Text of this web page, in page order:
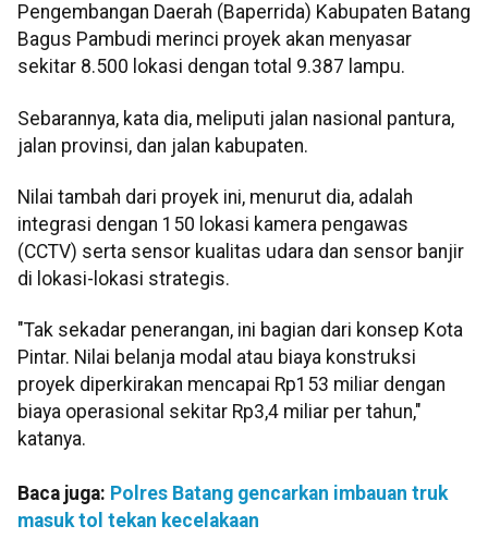
Pengembangan Daerah (Baperrida) Kabupaten Batang
Bagus Pambudi merinci proyek akan menyasar
sekitar 8.500 lokasi dengan total 9.387 lampu.
Sebarannya, kata dia, meliputi jalan nasional pantura,
jalan provinsi, dan jalan kabupaten.
Nilai tambah dari proyek ini, menurut dia, adalah
integrasi dengan 150 lokasi kamera pengawas
(CCTV) serta sensor kualitas udara dan sensor banjir
di lokasi-lokasi strategis.
"Tak sekadar penerangan, ini bagian dari konsep Kota
Pintar. Nilai belanja modal atau biaya konstruksi
proyek diperkirakan mencapai Rp153 miliar dengan
biaya operasional sekitar Rp3,4 miliar per tahun,"
katanya.
Baca juga: Polres Batang gencarkan imbauan truk
masuk tol tekan kecelakaan